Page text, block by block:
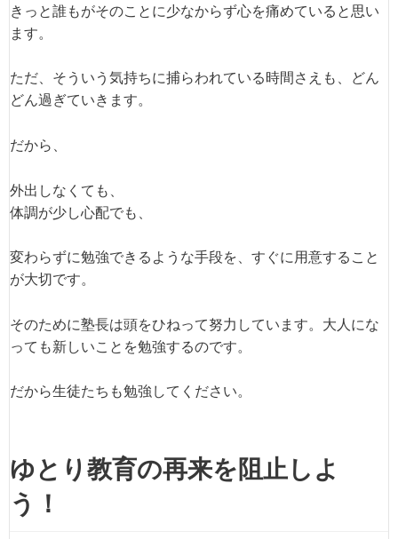
きっと誰もがそのことに少なからず心を痛めていると思い
ます。
ただ、そういう気持ちに捕らわれている時間さえも、どん
どん過ぎていきます。
だから、
外出しなくても、
体調が少し心配でも、
変わらずに勉強できるような手段を、すぐに用意すること
が大切です。
そのために塾長は頭をひねって努力しています。大人にな
っても新しいことを勉強するのです。
だから生徒たちも勉強してください。
ゆとり教育の再来を阻止しよ
う！